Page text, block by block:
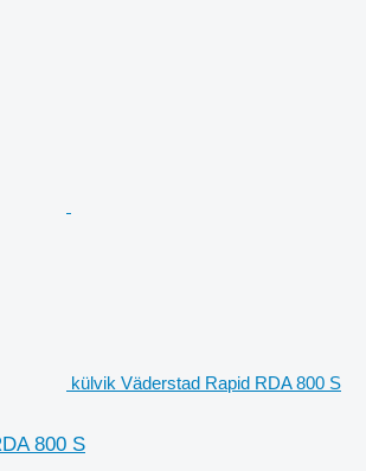
külvik Väderstad Rapid RDA 800 S
800 S